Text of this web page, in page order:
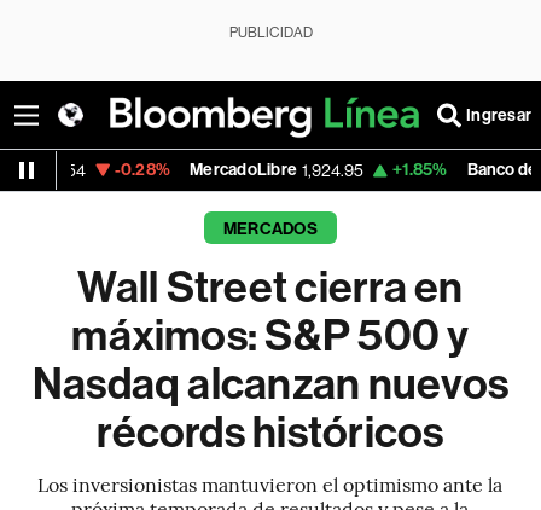
PUBLICIDAD
Ingresar
MercadoLibre 1,924.95 +1.85% Banco de Bogota
MERCADOS
Wall Street cierra en
máximos: S&P 500 y
Nasdaq alcanzan nuevos
récords históricos
Los inversionistas mantuvieron el optimismo ante la